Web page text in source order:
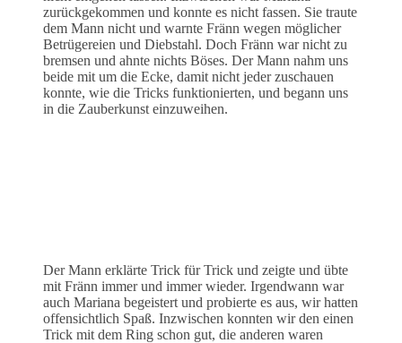
zurückgekommen und konnte es nicht fassen. Sie traute
dem Mann nicht und warnte Fränn wegen möglicher
Betrügereien und Diebstahl. Doch Fränn war nicht zu
bremsen und ahnte nichts Böses. Der Mann nahm uns
beide mit um die Ecke, damit nicht jeder zuschauen
konnte, wie die Tricks funktionierten, und begann uns
in die Zauberkunst einzuweihen.
Der Mann erklärte Trick für Trick und zeigte und übte
mit Fränn immer und immer wieder. Irgendwann war
auch Mariana begeistert und probierte es aus, wir hatten
offensichtlich Spaß. Inzwischen konnten wir den einen
Trick mit dem Ring schon gut, die anderen waren